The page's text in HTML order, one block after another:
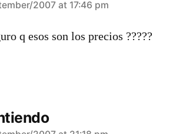
2007 at 17:46 pm
q esos son los precios ?????